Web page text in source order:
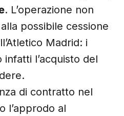
. L’operazione non
possibile cessione
Madrid: i
l’acquisto del
di contratto nel
l’approdo al